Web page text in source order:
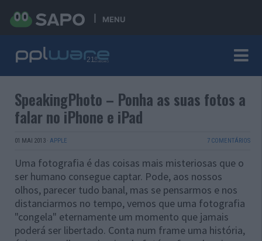
MENU
SpeakingPhoto – Ponha as suas fotos a
falar no iPhone e iPad
01 MAI 2013 · APPLE 7 COMENTÁRIOS
Uma fotografia é das coisas mais misteriosas que o
ser humano consegue captar. Pode, aos nossos
olhos, parecer tudo banal, mas se pensarmos e nos
distanciarmos no tempo, vemos que uma fotografia
"congela" eternamente um momento que jamais
poderá ser libertado. Conta num frame uma história,